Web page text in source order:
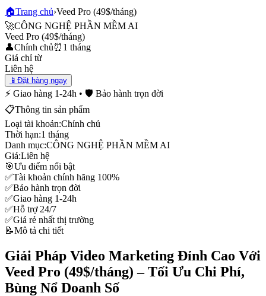
🏠Trang chủ›Veed Pro (49$/tháng)
🚀CÔNG NGHỆ PHẦN MỀM AI
Veed Pro (49$/tháng)
👤Chính chủ⏰ 1 tháng
Giá chỉ từ
Liên hệ
📱 Đặt hàng ngay
⚡ Giao hàng 1-24h • 🛡️ Bảo hành trọn đời
📋Thông tin sản phẩm
Loại tài khoản:Chính chủ
Thời hạn:1 tháng
Danh mục:CÔNG NGHỆ PHẦN MỀM AI
Giá:Liên hệ
🎯Ưu điểm nổi bật
✅Tài khoản chính hãng 100%
✅Bảo hành trọn đời
✅Giao hàng 1-24h
✅Hỗ trợ 24/7
✅Giá rẻ nhất thị trường
📝Mô tả chi tiết
Giải Pháp Video Marketing Đỉnh Cao Với
Veed Pro (49$/tháng) – Tối Ưu Chi Phí,
Bùng Nổ Doanh Số